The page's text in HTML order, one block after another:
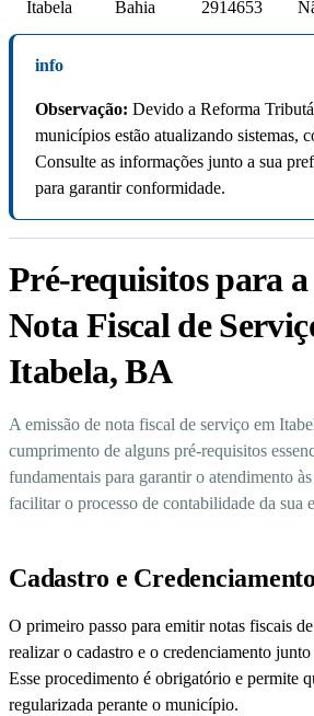
Itabela Bahia 2914653
info
Observação: Devido a Reforma
municípios estão atualizando sistemas,
Consulte as informações junto a sua
para garantir conformidade.
Pré-requisitos para a
Nota Fiscal de
Itabela, BA
A emissão de nota fiscal de serviço em
cumprimento de alguns pré-requisitos
fundamentais para garantir o atendimento
facilitar o processo de contabilidade da sua
Cadastro e
O primeiro passo para emitir notas fiscais
realizar o cadastro e o credenciamento
Esse procedimento é obrigatório e permite
regularizada perante o município.